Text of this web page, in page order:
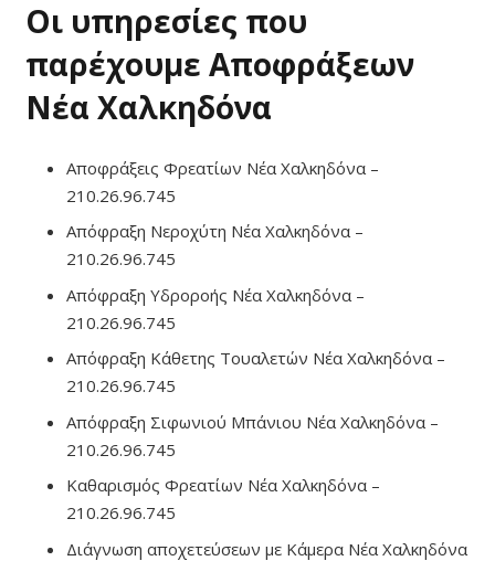
Οι υπηρεσίες που
παρέχουμε Αποφράξεων
Νέα Χαλκηδόνα
Αποφράξεις Φρεατίων Νέα Χαλκηδόνα –
210.26.96.745
Απόφραξη Νεροχύτη Νέα Χαλκηδόνα –
210.26.96.745
Απόφραξη Υδροροής Νέα Χαλκηδόνα –
210.26.96.745
Απόφραξη Κάθετης Τουαλετών Νέα Χαλκηδόνα –
210.26.96.745
Απόφραξη Σιφωνιού Μπάνιου Νέα Χαλκηδόνα –
210.26.96.745
Καθαρισμός Φρεατίων Νέα Χαλκηδόνα –
210.26.96.745
Διάγνωση αποχετεύσεων με Κάμερα Νέα Χαλκηδόνα